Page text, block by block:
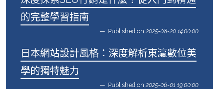
的完整學習指南
Published on 2025-08-20 14:00:00
日本網站設計風格：深度解析東瀛數位美
學的獨特魅力
Published on 2025-06-01 19:00:00